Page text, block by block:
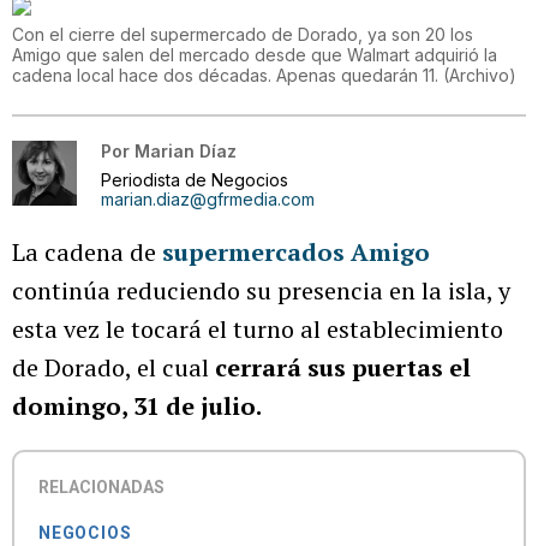
Con el cierre del supermercado de Dorado, ya son 20 los
Amigo que salen del mercado desde que Walmart adquirió la
cadena local hace dos décadas. Apenas quedarán 11. (Archivo)
Por Marian Díaz
Periodista de Negocios
marian.diaz@gfrmedia.com
La cadena de supermercados Amigo
continúa reduciendo su presencia en la isla, y
esta vez le tocará el turno al establecimiento
de Dorado, el cual cerrará sus puertas el
domingo, 31 de julio.
RELACIONADAS
NEGOCIOS